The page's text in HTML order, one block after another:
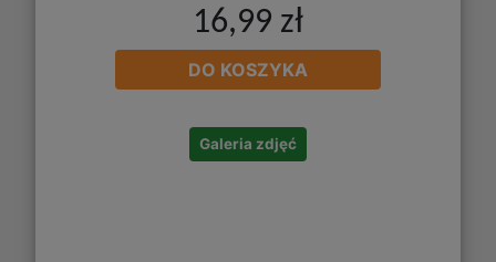
16,99 zł
DO KOSZYKA
Galeria zdjęć